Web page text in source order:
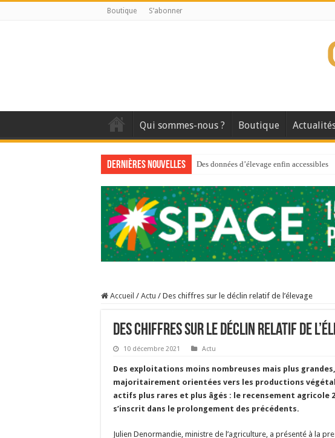
Boutique S’abonner
Qui sommes-nous ? Boutique
Dernières nouvelles Des données d’élevage enfin accessibles
Au sommaire du premier numéro de 2025
Au sommaire de GTM 110
Aidez-nous à améliorer la santé de vos
Au sommaire de GTM 91
À l’est, un nouveau virus
Un été fructueux pour Lactalis
Accueil / Actu / Des chiffres sur le déclin relatif de l’élevage
Des chiffres sur le déclin relatif de
10 décembre 2021 Actu
Des exploitations moins nombreuses mais plus grandes,
majoritairement orientées vers les productions
actifs plus rares et plus âgés : le recensement agricole
s’inscrit dans le prolongement des précédents.
Julien Denormandie, ministre de l’agriculture, a présenté à la